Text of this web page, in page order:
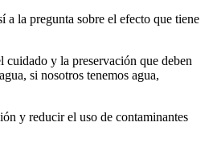
a la pregunta sobre el efecto que tiene
y la preservación que deben
si nosotros tenemos agua,
y reducir el uso de contaminantes